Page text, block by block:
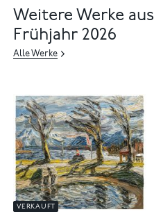
Weitere Werke
Frühjahr 2026
Alle Werke
VERKAUFT